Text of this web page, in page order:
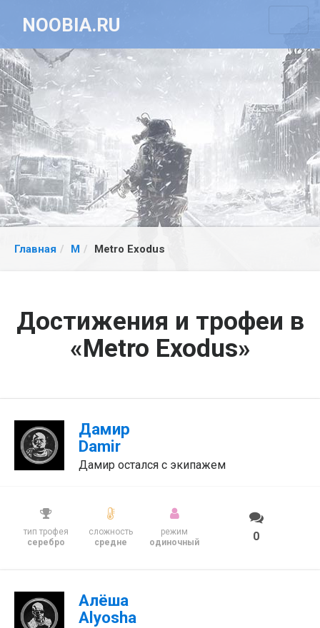
NOOBIA.RU
Главная M Metro Exodus
Достижения и трофеи в
«Metro Exodus»
Дамир
Damir
Дамир остался с экипажем
тип трофея
серебро
сложность
средне
режим
одиночный
0
Алёша
Alyosha